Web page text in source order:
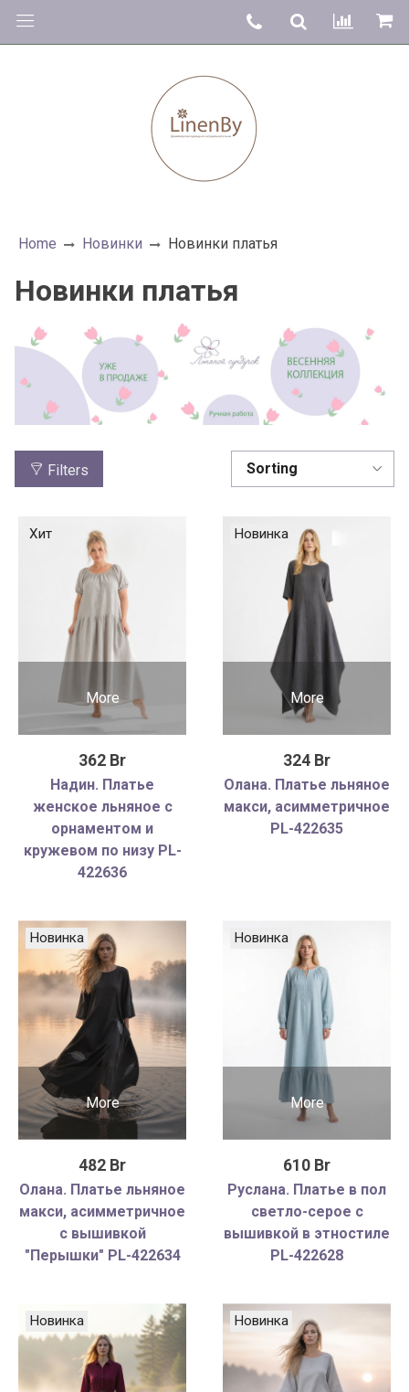
Home Новинки Новинки платья
Новинки платья
Filters
More
Хит
362 Br
Надин. Платье
женское льняное с
орнаментом и
кружевом по низу PL-
422636
More
Новинка
324 Br
Олана. Платье льняное
макси, асимметричное
PL-422635
More
Новинка
482 Br
Олана. Платье льняное
макси, асимметричное
с вышивкой
"Перышки" PL-422634
More
Новинка
610 Br
Руслана. Платье в пол
светло-серое с
вышивкой в этностиле
PL-422628
Новинка Новинка